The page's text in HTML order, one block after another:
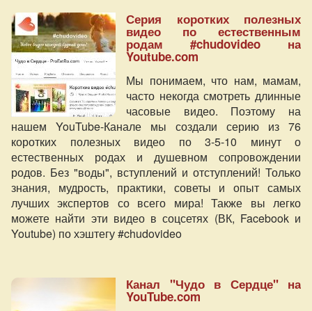
Серия коротких полезных
видео по естественным
родам #chudovideo на
Youtube.com
Мы понимаем, что нам, мамам,
часто некогда смотреть длинные
часовые видео. Поэтому на
нашем YouTube-Канале мы создали серию из 76
коротких полезных видео по 3-5-10 минут о
естественных родах и душевном сопровождении
родов. Без "воды", вступлений и отступлений! Только
знания, мудрость, практики, советы и опыт самых
лучших экспертов со всего мира! Также вы легко
можете найти эти видео в соцсетях (ВК, Facebook и
Youtube) по хэштегу #chudovideo
Канал "Чудо в Сердце" на
YouTube.com